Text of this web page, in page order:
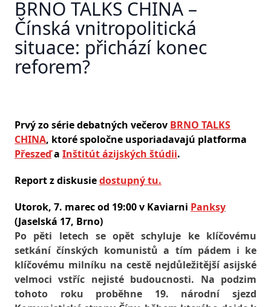
BRNO TALKS CHINA –
Čínská vnitropolitická
situace: přichází konec
reforem?
Prvý zo série debatných večerov BRNO TALKS
CHINA, ktoré spoločne usporiadavajú platforma
Přeszeďa Inštitút ázijských štúdii.
Report z diskusiedostupný tu.
Utorok, 7. marec od 19:00 v Kaviarni Panksy
(Jaselská 17, Brno)
Po pěti letech se opět schyluje ke klíčovému
setkání čínských komunistů a tím pádem i ke
klíčovému milníku na cestě nejdůležitější asijské
velmoci vstříc nejisté budoucnosti. Na podzim
tohoto roku proběhne 19. národní sjezd